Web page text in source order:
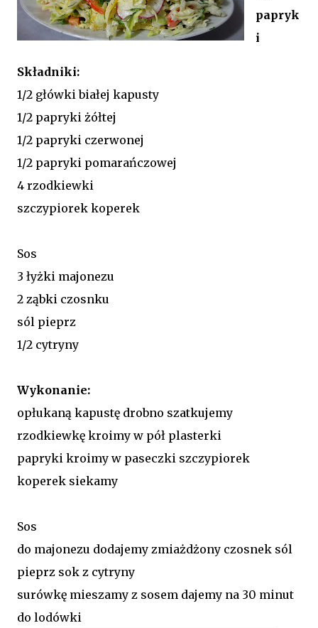
papryk
i
Składniki:
1/2 główki białej kapusty
1/2 papryki żółtej
1/2 papryki czerwonej
1/2 papryki pomarańczowej
4 rzodkiewki
szczypiorek koperek
Sos
3 łyżki majonezu
2 ząbki czosnku
sól pieprz
1/2 cytryny
Wykonanie:
opłukaną kapustę drobno szatkujemy
rzodkiewkę kroimy w pół plasterki
papryki kroimy w paseczki szczypiorek
koperek siekamy
Sos
do majonezu dodajemy zmiażdżony czosnek sól
pieprz sok z cytryny
surówkę mieszamy z sosem dajemy na 30 minut
do lodówki